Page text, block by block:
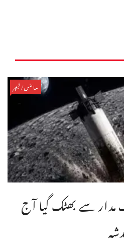
سائنس/فیچر
سے بھٹک گیا آج